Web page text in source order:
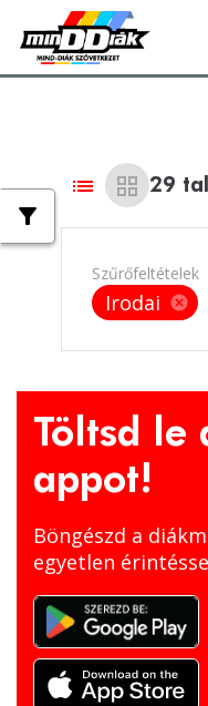
list grid_view 29
Szűrőfeltételek
Irodai cancel
Töltsd le
appot!
Böngészd a
egyetlen
filter_alt